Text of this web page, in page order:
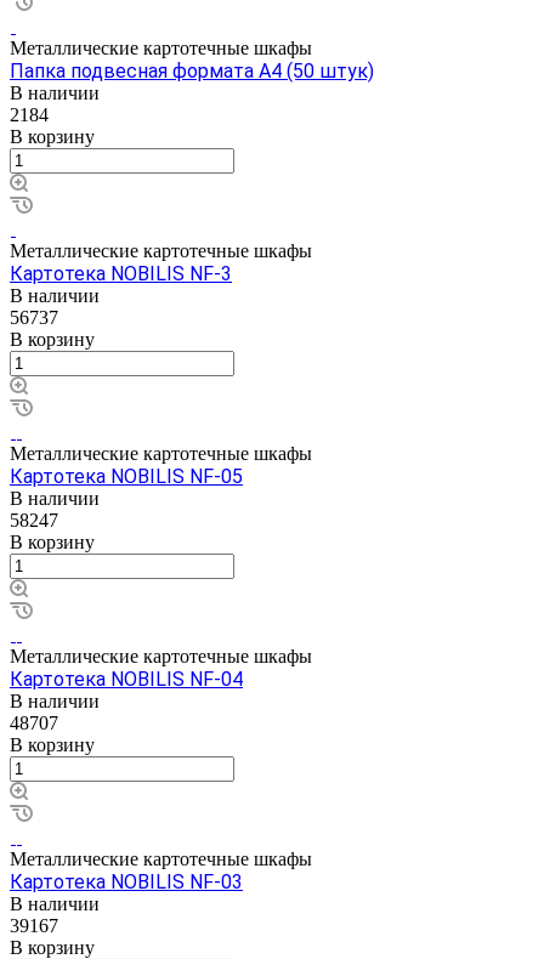
Металлические картотечные шкафы
Папка подвесная формата А4 (50 штук)
В наличии
2184
В корзину
Металлические картотечные шкафы
Картотека NOBILIS NF-3
В наличии
56737
В корзину
Металлические картотечные шкафы
Картотека NOBILIS NF-05
В наличии
58247
В корзину
Металлические картотечные шкафы
Картотека NOBILIS NF-04
В наличии
48707
В корзину
Металлические картотечные шкафы
Картотека NOBILIS NF-03
В наличии
39167
В корзину